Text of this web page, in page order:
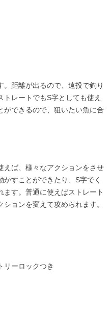
。距離が出るので、遠投で釣り
レートでもS字としても使え
ができるので、狙いたい魚に合
えば、様々なアクションをさせ
すことができたり、S字でく
す。普通に使えばストレート
ョンを変えて攻められます。
リーロックつき